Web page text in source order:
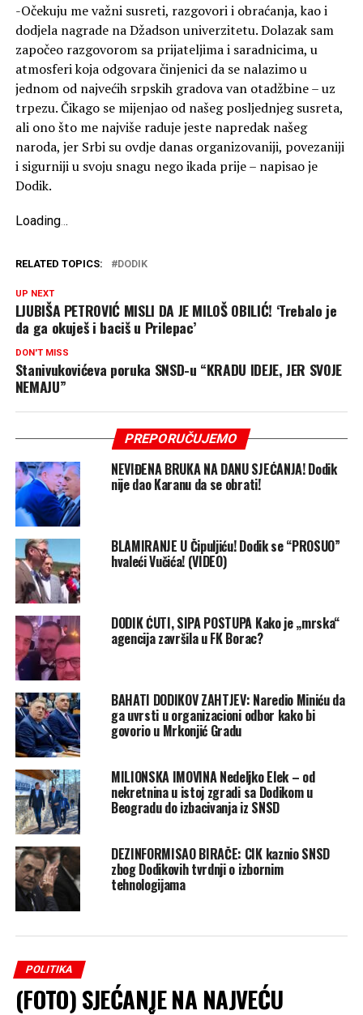
-Očekuju me važni susreti, razgovori i obraćanja, kao i
dodjela nagrade na Džadson univerzitetu. Dolazak sam
započeo razgovorom sa prijateljima i saradnicima, u
atmosferi koja odgovara činjenici da se nalazimo u
jednom od najvećih srpskih gradova van otadžbine – uz
trpezu. Čikago se mijenjao od našeg posljednjeg susreta,
ali ono što me najviše raduje jeste napredak našeg
naroda, jer Srbi su ovdje danas organizovaniji, povezaniji
i sigurniji u svoju snagu nego ikada prije – napisao je
Dodik.
Loading...
RELATED TOPICS: DODIK
UP NEXT
LJUBIŠA PETROVIĆ MISLI DA JE MILOŠ OBILIĆ! ‘Trebalo je
da ga okuješ i baciš u Prilepac’
DON'T MISS
Stanivukovićeva poruka SNSD-u “KRADU IDEJE, JER SVOJE
NEMAJU”
PREPORUČUJEMO
NEVIĐENA BRUKA NA DANU SJEĆANJA! Dodik
nije dao Karanu da se obrati!
BLAMIRANJE U Čipuljiću! Dodik se “PROSUO”
hvaleći Vučića! (VIDEO)
DODIK ĆUTI, SIPA POSTUPA Kako je „mrska“
agencija završila u FK Borac?
BAHATI DODIKOV ZAHTJEV: Naredio Miniću da
ga uvrsti u organizacioni odbor kako bi
govorio u Mrkonjić Gradu
MILIONSKA IMOVINA Nedeljko Elek – od
nekretnina u istoj zgradi sa Dodikom u
Beogradu do izbacivanja iz SNSD
DEZINFORMISAO BIRAČE: CIK kaznio SNSD
zbog Dodikovih tvrdnji o izbornim
tehnologijama
POLITIKA
(FOTO) SJEĆANJE NA NAJVEĆU